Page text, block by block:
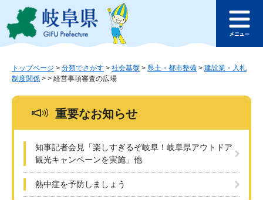
ジ
ュ
このページの本文へ
ュ
トップページ > 分類でさがす > 社会基盤 > 県土・都市整備 > 建設業・入札
制度関係 > > 経営事項審査の広場
重要なお知らせ
知事記者会見「楽しすぎるぞ岐阜！岐阜県アウトドア
観光キャンペーンを実施」他
熱中症を予防しましょう